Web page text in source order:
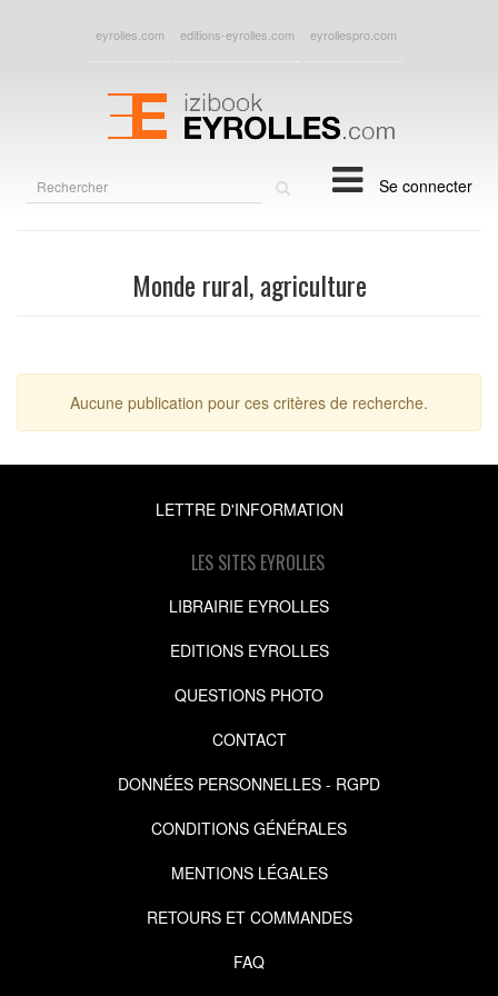
eyrolles.com editions-eyrolles.com eyrollespro.com
Se connecter
Monde rural, agriculture
Aucune publication pour ces critères de recherche.
LETTRE D'INFORMATION
LES SITES EYROLLES
LIBRAIRIE EYROLLES
EDITIONS EYROLLES
QUESTIONS PHOTO
CONTACT
DONNÉES PERSONNELLES - RGPD
CONDITIONS GÉNÉRALES
MENTIONS LÉGALES
RETOURS ET COMMANDES
FAQ